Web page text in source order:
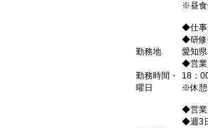
※昼食
◆仕事
◆研修
勤務地
愛知
◆営業
勤務時間・
曜日
18：
※休憩
◆営業
◆週3